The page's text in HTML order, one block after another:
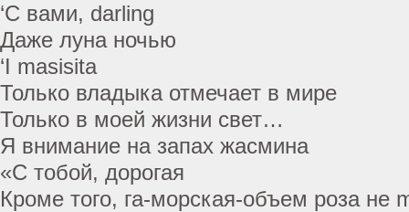
‘С вами, darling
Даже луна ночью
‘I masisita
Только владыка отмечает в мире
Только в моей жизни свет…
Я внимание на запах жасмина
«С тобой, дорогая
Кроме того, га-морская-объем роза не